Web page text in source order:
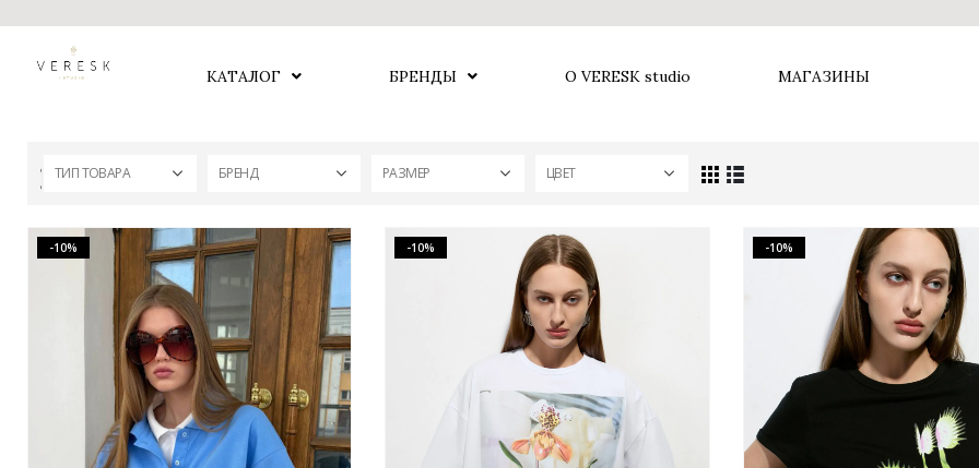
КАТАЛОГ БРЕНДЫ О VERESK studio МАГАЗИНЫ
ТИП ТОВАРА БРЕНД РАЗМЕР ЦВЕТ
-10% -10% -10%